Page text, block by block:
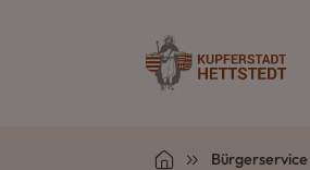
Bürgerservice